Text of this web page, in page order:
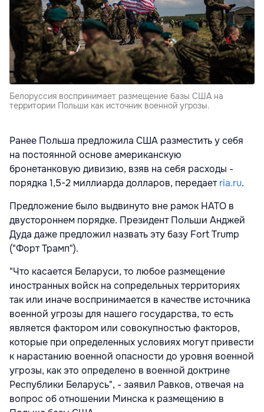
Белоруссия воспринимает размещение базы США на
территории Польши как источник военной угрозы.
Ранее Польша предложила США разместить у себя
на постоянной основе американскую
бронетанковую дивизию, взяв на себя расходы -
порядка 1,5-2 миллиарда долларов, передаетria.ru.
Предложение было выдвинуто вне рамок НАТО в
двустороннем порядке. Президент Польши Анджей
Дуда даже предложил назвать эту базу Fort Trump
("Форт Трамп").
"Что касается Беларуси, то любое размещение
иностранных войск на сопредельных территориях
так или иначе воспринимается в качестве источника
военной угрозы для нашего государства, то есть
является фактором или совокупностью факторов,
которые при определенных условиях могут привести
к нарастанию военной опасности до уровня военной
угрозы, как это определено в военной доктрине
Республики Беларусь", - заявил Равков, отвечая на
вопрос об отношении Минска к размещению в